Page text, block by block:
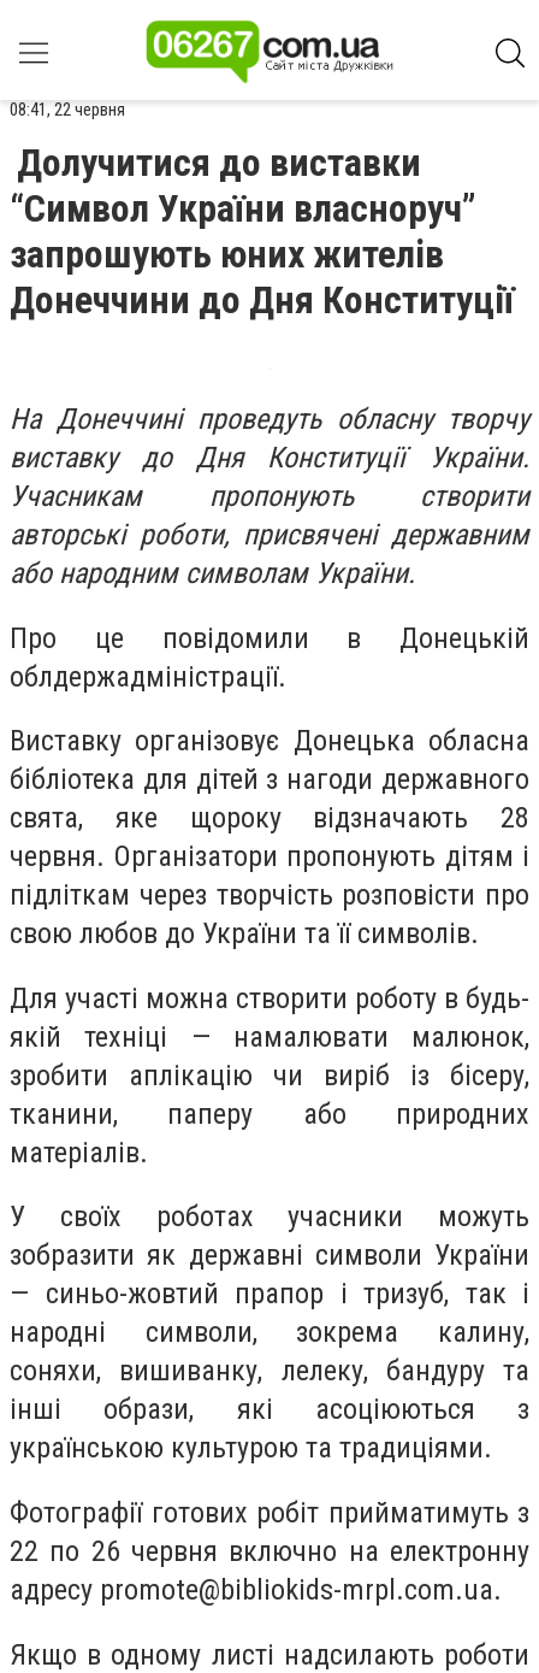
08:41, 22 червня
Долучитися до виставки
“Символ України власноруч”
запрошують юних жителів
Донеччини до Дня Конституції
На Донеччині проведуть обласну творчу
виставку до Дня Конституції України.
Учасникам пропонують створити
авторські роботи, присвячені державним
або народним символам України.
Про це повідомили в Донецькій
облдержадміністрації.
Виставку організовує Донецька обласна
бібліотека для дітей з нагоди державного
свята, яке щороку відзначають 28
червня. Організатори пропонують дітям і
підліткам через творчість розповісти про
свою любов до України та її символів.
Для участі можна створити роботу в будь-
якій техніці — намалювати малюнок,
зробити аплікацію чи виріб із бісеру,
тканини, паперу або природних
матеріалів.
У своїх роботах учасники можуть
зобразити як державні символи України
— синьо-жовтий прапор і тризуб, так і
народні символи, зокрема калину,
соняхи, вишиванку, лелеку, бандуру та
інші образи, які асоціюються з
українською культурою та традиціями.
Фотографії готових робіт прийматимуть з
22 по 26 червня включно на електронну
адресу promote@bibliokids-mrpl.com.ua.
Якщо в одному листі надсилають роботи